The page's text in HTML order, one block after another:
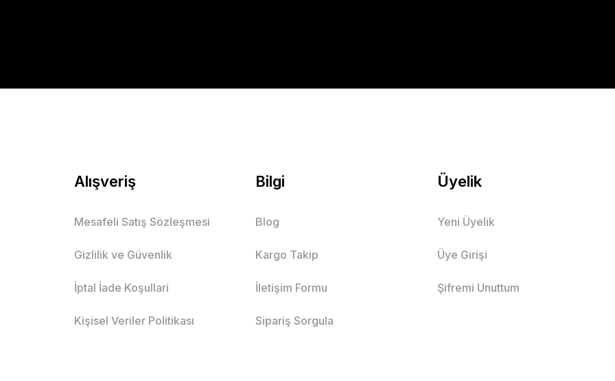
Alışveriş
Mesafeli Satış Sözleşmesi
Gizlilik ve Güvenlik
İptal İade Koşullari
Kişisel Veriler Politikası
Bilgi
Blog
Kargo Takip
İletişim Formu
Sipariş Sorgula
Üyelik
Yeni Üyelik
Üye Girişi
Şifremi Unuttum